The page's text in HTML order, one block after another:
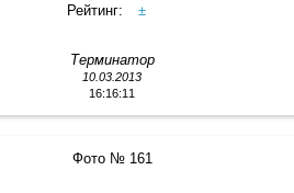
Рейтинг:
±
Терминатор
10.03.2013
16:16:11
Фото № 161